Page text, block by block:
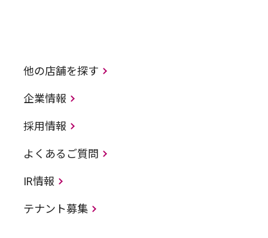
他の店舗を探す
企業情報
採用情報
よくあるご質問
IR情報
テナント募集